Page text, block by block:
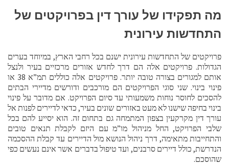
מה תפקידו של עורך דין בפרויקטים של
התחדשות עירונית
פרויקטים של התחדשות עירונית ישנם בכל רחבי הארץ, במיוחד בערים
הגדולות. פרויקטים אלה הם דרך לחדש אזורים מרכזיים בעיר ולנצל
אותם למגורים בצורה טובה יותר. פרויקטים אלה כוללים תמ”א 38 או
פינוי בינוי. שני סוגי הפרויקטים הם מורכבים ודורשים מדיירי הבתים
להסכים לחוסר נוחות משמעותי עד סיום הפרויקט. אם מדובר על פינוי
בינוי בחיפה שישנו לא מעט באזורים שונים בעיר, כדאי לדיירים לפנות אל
עורך דין מקרקעין בצפון המתמחה גם בתחום זה. הוא יסייע להם בכל
שלבי הפרויקט, החל מניהול מו”מ עם היזם לקבלת תנאים טובים
והתחייבות מתאימה, דרך ניהול הנושא מול הדיירים עד קבלת ההסכמה
הנדרשת, כולל דיירים סרבנים, ועד טיפול בדברים אשר אינם נעשים כפי
שהוסכם.